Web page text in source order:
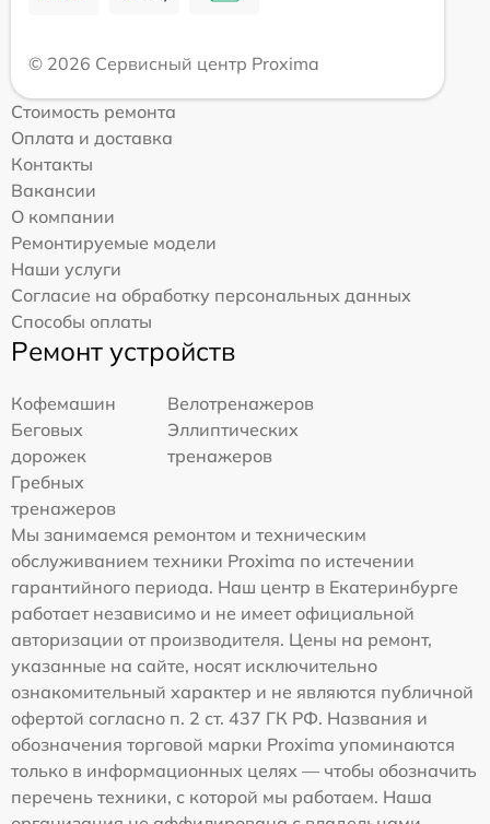
© 2026 Сервисный центр Proxima
Стоимость ремонта
Оплата и доставка
Контакты
Вакансии
О компании
Ремонтируемые модели
Наши услуги
Согласие на обработку персональных данных
Способы оплаты
Ремонт устройств
Кофемашин
Велотренажеров
Беговых
дорожек
Эллиптических
тренажеров
Гребных
тренажеров
Мы занимаемся ремонтом и техническим
обслуживанием техники Proxima по истечении
гарантийного периода. Наш центр в Екатеринбурге
работает независимо и не имеет официальной
авторизации от производителя. Цены на ремонт,
указанные на сайте, носят исключительно
ознакомительный характер и не являются публичной
офертой согласно п. 2 ст. 437 ГК РФ. Названия и
обозначения торговой марки Proxima упоминаются
только в информационных целях — чтобы обозначить
перечень техники, с которой мы работаем. Наша